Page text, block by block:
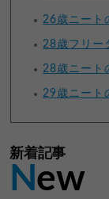
26歳ニート
28歳フリー
28歳ニート
29歳ニート
新着記事
New